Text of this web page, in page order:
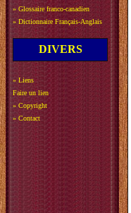
» Glossaire franco-canadien
» Dictionnaire Français-Anglais
DIVERS
» Liens
Faire un lien
» Copyright
» Contact